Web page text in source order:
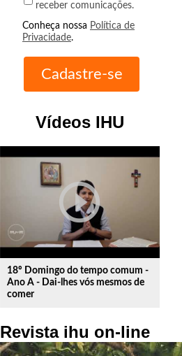
receber comunicações.
Conheça nossa Política de
Privacidade.
Vídeos IHU
play_circle_outline
18º Domingo do tempo comum -
Ano A - Dai-lhes vós mesmos de
comer
Revista ihu on-line